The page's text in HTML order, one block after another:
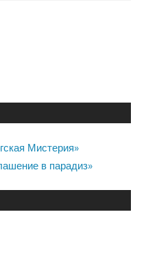
Мистерия»
в парадиз»